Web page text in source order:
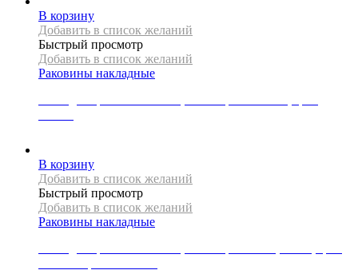
В корзину
Добавить в список желаний
Быстрый просмотр
Добавить в список желаний
Раковины накладные
В корзину
Добавить в список желаний
Быстрый просмотр
Добавить в список желаний
Раковины накладные